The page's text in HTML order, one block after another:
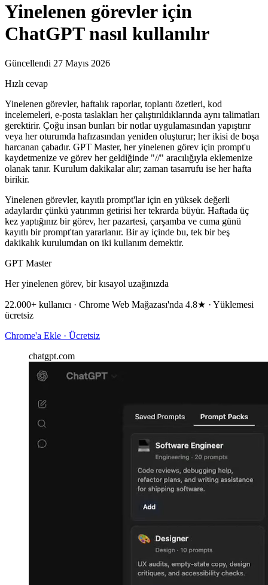
Yinelenen görevler için
ChatGPT nasıl kullanılır
Güncellendi 27 Mayıs 2026
Hızlı cevap
Yinelenen görevler, haftalık raporlar, toplantı özetleri, kod
incelemeleri, e-posta taslakları her çalıştırıldıklarında aynı talimatları
gerektirir. Çoğu insan bunları bir notlar uygulamasından yapıştırır
veya her oturumda hafızasından yeniden oluşturur; her ikisi de boşa
harcanan çabadır. GPT Master, her yinelenen görev için prompt'u
kaydetmenize ve görev her geldiğinde "//" aracılığıyla eklemenize
olanak tanır. Kurulum dakikalar alır; zaman tasarrufu ise her hafta
birikir.
Yinelenen görevler, kayıtlı prompt'lar için en yüksek değerli
adaylardır çünkü yatırımın getirisi her tekrarda büyür. Haftada üç
kez yaptığınız bir görev, her pazartesi, çarşamba ve cuma günü
kayıtlı bir prompt'tan yararlanır. Bir ay içinde bu, tek bir beş
dakikalık kurulumdan on iki kullanım demektir.
GPT Master
Her yinelenen görev, bir kısayol uzağınızda
22.000+ kullanıcı · Chrome Web Mağazası'nda 4.8★ · Yüklemesi
ücretsiz
Chrome'a Ekle · Ücretsiz
chatgpt.com